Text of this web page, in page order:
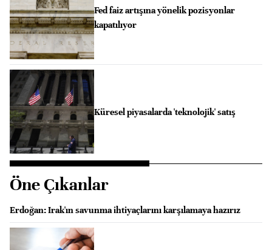
Fed faiz artışına yönelik pozisyonlar
kapatılıyor
Küresel piyasalarda 'teknolojik' satış
Öne Çıkanlar
Erdoğan: Irak'ın savunma ihtiyaçlarını karşılamaya hazırız